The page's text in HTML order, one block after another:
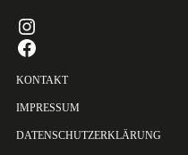
INSTAGRAM
FACEBOOK
KONTAKT
IMPRESSUM
DATENSCHUTZERKLÄRUNG